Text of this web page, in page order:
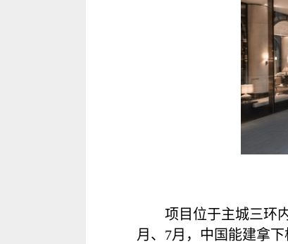
项目位于主城三环
月、7月，中国能建拿